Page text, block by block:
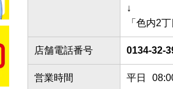
↓
店舗電話番号 0134-32-
営業時間 平日